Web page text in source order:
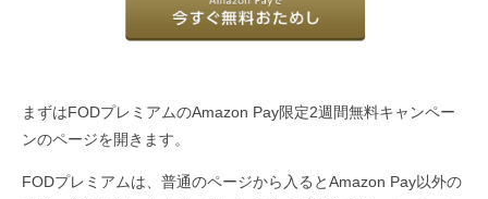
まずはFODプレミアムのAmazon Pay限定2週間無料キャンペー
ンのページを開きます。
FODプレミアムは、普通のページから入るとAmazon Pay以外の